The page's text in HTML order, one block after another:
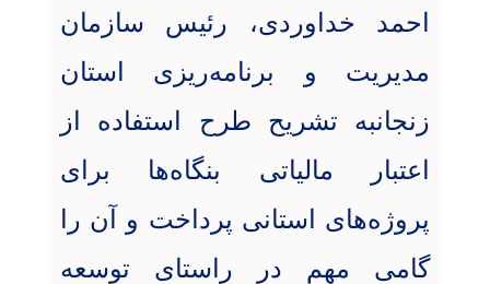
احمد خداوردی، رئیس سازمان
مدیریت و برنامه‌ریزی استان
زنجانبه تشریح طرح استفاده از
اعتبار مالیاتی بنگاه‌ها برای
پروژه‌های استانی پرداخت و آن را
گامی مهم در راستای توسعه